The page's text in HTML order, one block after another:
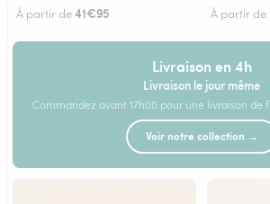
À partir de41€95 À partir de
Livraison en 4h
Livraison le jour même
Commandez avant 17h00 pour une livraison de
Voir notre collection →